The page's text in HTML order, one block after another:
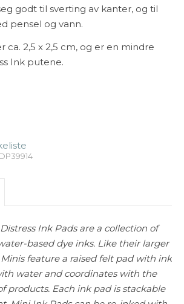
godt til sverting av kanter, og til
pensel og vann.
2,5 x 2,5 cm, og er en mindre
Ink putene.
Ink Pads are a collection of
water-based dye inks. Like their larger
feature a raised felt pad with ink
water and coordinates with the
products. Each ink pad is stackable